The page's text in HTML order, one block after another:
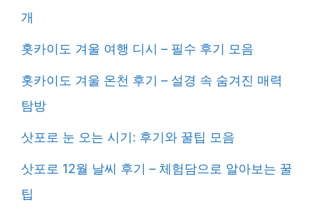
개
홋카이도 겨울 여행 디시 – 필수 후기 모음
홋카이도 겨울 온천 후기 – 설경 속 숨겨진 매력
탐방
삿포로 눈 오는 시기: 후기와 꿀팁 모음
삿포로 12월 날씨 후기 – 체험담으로 알아보는 꿀
팁